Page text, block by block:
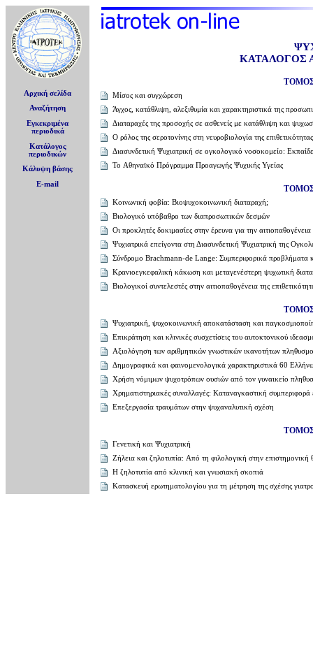
Αρχική σελίδα
Αναζήτηση
Εγκεκριμένα
περιοδικά
Κατάλογος
περιοδικών
Κάλυψη βάσης
E-mail
ΚΑΤΑΛΟΓΟΣ
ΤΟΜΟΣ
Mίσος και συγχώρεση
Άγχος, κατάθλιψη, αλεξιθυμία και χαρακτηριστικά της
Διαταραχές της προσοχής σε ασθενείς με κατάθλιψη και
Ο ρόλος της σεροτονίνης στη νευροβιολογία της επιθετικότητας
Διασυνδετική Ψυχιατρική σε ογκολογικό νοσοκομείο:
To Αθηναϊκό Πρόγραμμα Προαγωγής Ψυχικής Υγείας
ΤΟΜΟΣ
Κοινωνική φοβία: Βιοψυχοκοινωνική διαταραχή;
Bιολογικό υπόβαθρο των διαπροσωπικών δεσμών
Οι προκλητές δοκιμασίες στην έρευνα για την
Ψυχιατρικά επείγοντα στη Διασυνδετική Ψυχιατρική της
Σύνδρομο Brachmann-de Lange: Συμπεριφορικά προβλήματα
Kρανιοεγκεφαλική κάκωση και μεταγενέστερη ψυχωτική
Bιολογικοί συντελεστές στην αιτιοπαθογένεια της
ΤΟΜΟΣ
Ψυχιατρική, ψυχοκοινωνική αποκατάσταση και
Επικράτηση και κλινικές συσχετίσεις του αυτοκτονικού
Aξιολόγηση των αριθμητικών γνωστικών ικανοτήτων
Δημογραφικά και φαινομενολογικά χαρακτηριστικά 60
Χρήση νόμιμων ψυχοτρόπων ουσιών από τον γυναικείο
Χρηματιστηριακές συναλλαγές: Kαταναγκαστική συμπεριφορά
Eπεξεργασία τραυμάτων στην ψυχαναλυτική σχέση
ΤΟΜΟΣ
Γενετική και Ψυχιατρική
Zήλεια και ζηλοτυπία: Aπό τη φιλολογική στην επιστημονική
H ζηλοτυπία από κλινική και γνωσιακή σκοπιά
Κατασκευή ερωτηματολογίου για τη μέτρηση της σχέσης